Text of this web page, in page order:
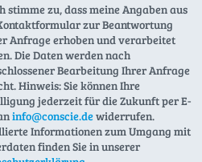
stimme zu, dass meine Angaben aus
zur Beantwortung
Anfrage erhoben und verarbeitet
Die Daten werden nach
Bearbeitung Ihrer Anfrage
Hinweis: Sie können Ihre
jederzeit für die Zukunft per E-
info@conscie.dewiderrufen.
Informationen zum Umgang mit
finden Sie in unserer